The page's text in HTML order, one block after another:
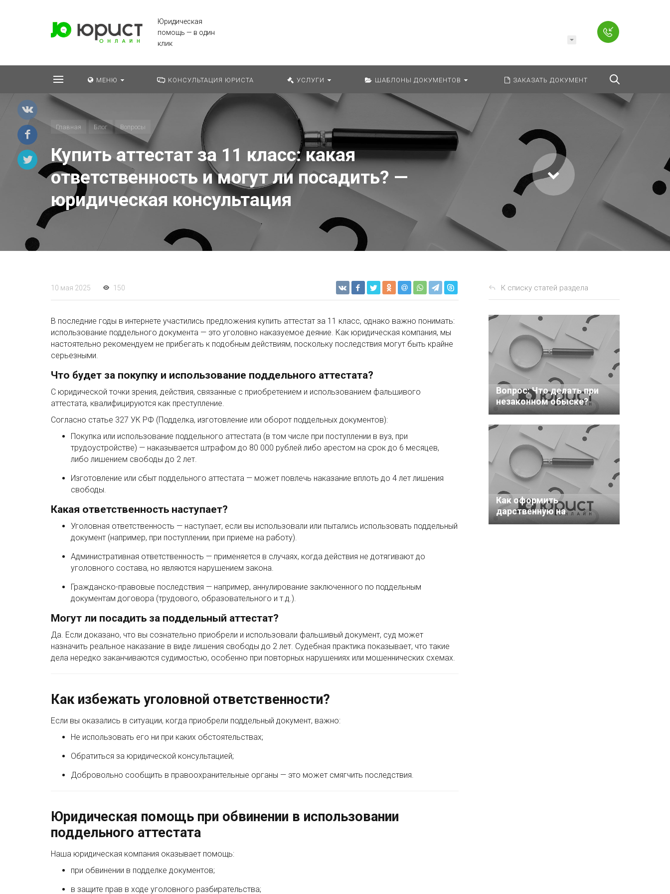
Юридическая
помощь — в один
клик
МЕНЮ КОНСУЛЬТАЦИЯ ЮРИСТА УСЛУГИ ШАБЛОНЫ ДОКУМЕНТОВ ЗАКАЗАТЬ ДОКУМЕНТ
Главная Блог Вопросы
Купить аттестат за 11 класс: какая
ответственность и могут ли посадить? —
юридическая консультация
К списку статей раздела
Вопрос: Что делать при
незаконном обыске?
Как оформить
дарственную на
недвижимость:
10 мая 2025 150
В последние годы в интернете участились предложения купить аттестат за 11 класс, однако важно понимать:
использование поддельного документа — это уголовно наказуемое деяние. Как юридическая компания, мы
настоятельно рекомендуем не прибегать к подобным действиям, поскольку последствия могут быть крайне
серьезными.
Что будет за покупку и использование поддельного аттестата?
С юридической точки зрения, действия, связанные с приобретением и использованием фальшивого
аттестата, квалифицируются как преступление.
Согласно статье 327 УК РФ (Подделка, изготовление или оборот поддельных документов):
Покупка или использование поддельного аттестата (в том числе при поступлении в вуз, при
трудоустройстве) — наказывается штрафом до 80 000 рублей либо арестом на срок до 6 месяцев,
либо лишением свободы до 2 лет.
Изготовление или сбыт поддельного аттестата — может повлечь наказание вплоть до 4 лет лишения
свободы.
Какая ответственность наступает?
Уголовная ответственность — наступает, если вы использовали или пытались использовать поддельный
документ (например, при поступлении, при приеме на работу).
Административная ответственность — применяется в случаях, когда действия не дотягивают до
уголовного состава, но являются нарушением закона.
Гражданско-правовые последствия — например, аннулирование заключенного по поддельным
документам договора (трудового, образовательного и т.д.).
Могут ли посадить за поддельный аттестат?
Да. Если доказано, что вы сознательно приобрели и использовали фальшивый документ, суд может
назначить реальное наказание в виде лишения свободы до 2 лет. Судебная практика показывает, что такие
дела нередко заканчиваются судимостью, особенно при повторных нарушениях или мошеннических схемах.
Как избежать уголовной ответственности?
Если вы оказались в ситуации, когда приобрели поддельный документ, важно:
Не использовать его ни при каких обстоятельствах;
Обратиться за юридической консультацией;
Добровольно сообщить в правоохранительные органы — это может смягчить последствия.
Юридическая помощь при обвинении в использовании
поддельного аттестата
Наша юридическая компания оказывает помощь:
при обвинении в подделке документов;
в защите прав в ходе уголовного разбирательства;